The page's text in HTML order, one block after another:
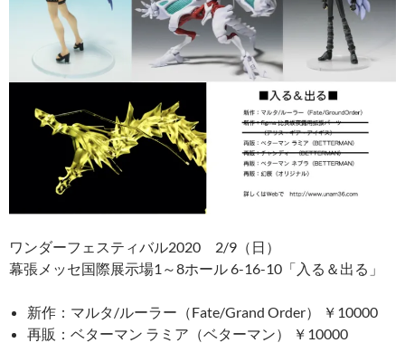
ワンダーフェスティバル2020 2/9（日）
幕張メッセ国際展示場1～8ホール 6-16-10「入る＆出る」
新作：マルタ/ルーラー（Fate/Grand Order） ￥10000
再販：ベターマン ラミア（ベターマン） ￥10000